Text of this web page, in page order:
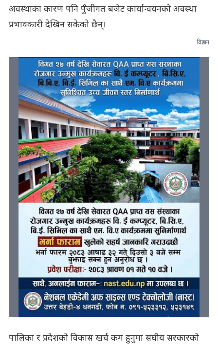
अवस्थाका कारण पनि पुँजीगत बजेट कार्यान्वयनको अवस्था
प्रभावकारी देखिन सकेको छैन्।
विज्ञापन
पालिका र प्रदेशको विकास खर्च कम हुनुमा संघीय सरकारको